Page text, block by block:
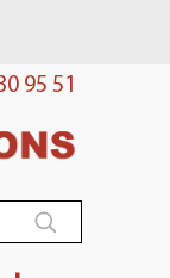
95 51